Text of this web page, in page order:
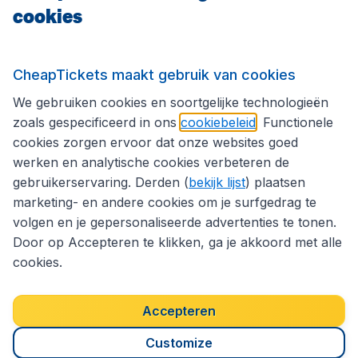
Volg CheapTickets.be
Privacybeleid
Copyright © 2026
cookies
CheapTickets maakt gebruik van cookies
We gebruiken cookies en soortgelijke technologieën
zoals gespecificeerd in ons cookiebeleid . Functionele
cookies zorgen ervoor dat onze websites goed
werken en analytische cookies verbeteren de
gebruikerservaring. Derden (bekijk lijst) plaatsen
marketing- en andere cookies om je surfgedrag te
volgen en je gepersonaliseerde advertenties te tonen.
Door op Accepteren te klikken, ga je akkoord met alle
cookies.
Accepteren
Customize